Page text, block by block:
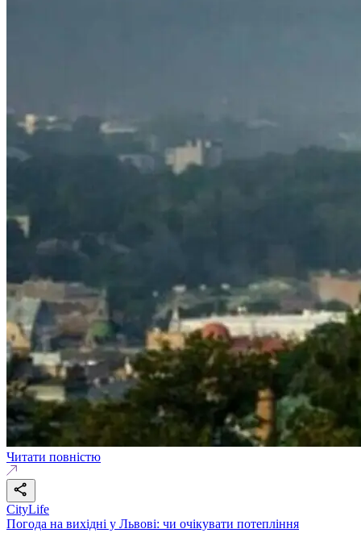
Читати повністю
CityLife
Погода на вихідні у Львові: чи очікувати потепління